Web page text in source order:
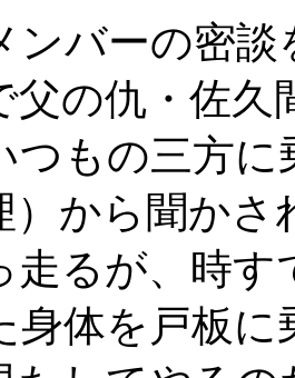
ンバーの密
父の仇・佐
つもの三方
）から聞か
走るが、時
身体を戸板